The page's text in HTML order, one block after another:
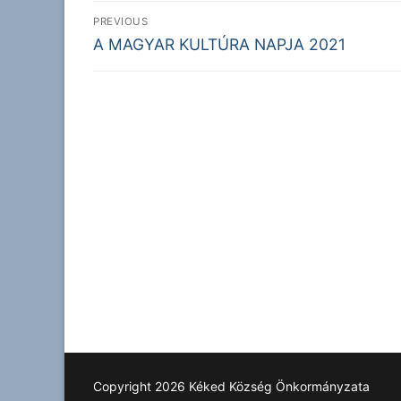
Bejegyzés
navigáció
PREVIOUS
Previous
A MAGYAR KULTÚRA NAPJA 2021
Copyright 2026 Kéked Község Önkormányzata